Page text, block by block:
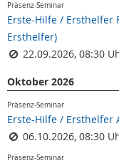
Präsenz-Seminar
Erste-Hilfe / Ersthelfer
Ersthelfer)
22.09.2026, 08:30
Oktober 2026
Präsenz-Seminar
Erste-Hilfe / Ersthelfer
06.10.2026, 08:30
Präsenz-Seminar